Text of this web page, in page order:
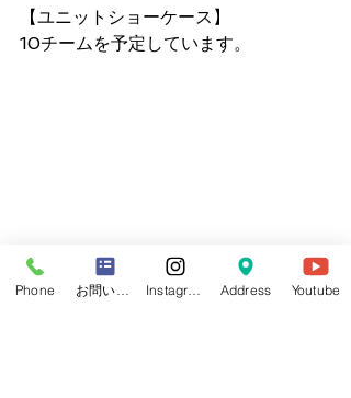
【ユニットショーケース】
10チームを予定しています。
Phone Address Youtube